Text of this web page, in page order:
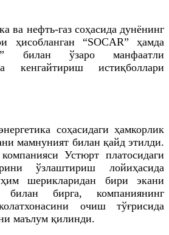
ва нефть-газ соҳасида дунёнинг
ҳисобланган “SOCAR” ҳамда
билан ўзаро манфаатли
кенгайтириш истиқболлари
соҳасидаги ҳамкорлик
мамнуният билан қайд этилди.
Устюрт платосидаги
ўзлаштириш лойиҳасида
шерикларидан бири экани
бирга, компаниянинг
очиш тўғрисида
маълум қилинди.